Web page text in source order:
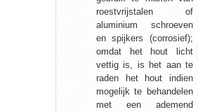
roestvrijstalen of
aluminium schroeven
en spijkers (corrosief);
omdat het hout licht
vettig is, is het aan te
raden het hout indien
mogelijk te behandelen
met een ademend